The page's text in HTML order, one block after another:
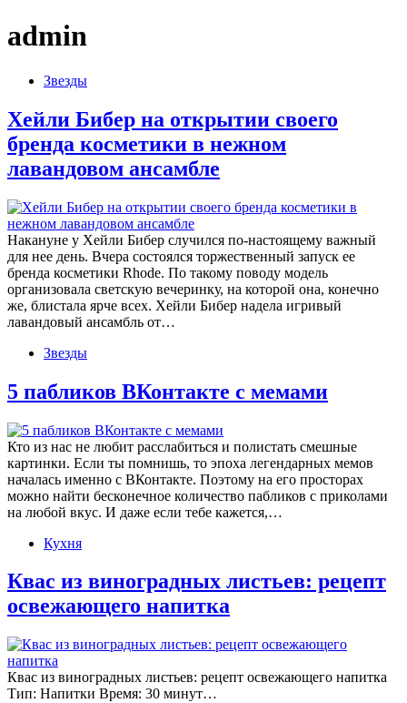
admin
Звезды
Хейли Бибер на открытии своего
бренда косметики в нежном
лавандовом ансамбле
Накануне у Хейли Бибер случился по-настоящему важный
для нее день. Вчера состоялся торжественный запуск ее
бренда косметики Rhode. По такому поводу модель
организовала светскую вечеринку, на которой она, конечно
же, блистала ярче всех. Хейли Бибер надела игривый
лавандовый ансамбль от…
Звезды
5 пабликов ВКонтакте с мемами
Кто из нас не любит расслабиться и полистать смешные
картинки. Если ты помнишь, то эпоха легендарных мемов
началась именно с ВКонтакте. Поэтому на его просторах
можно найти бесконечное количество пабликов с приколами
на любой вкус. И даже если тебе кажется,…
Кухня
Квас из виноградных листьев: рецепт
освежающего напитка
Квас из виноградных листьев: рецепт освежающего напитка
Тип: Напитки Время: 30 минут…